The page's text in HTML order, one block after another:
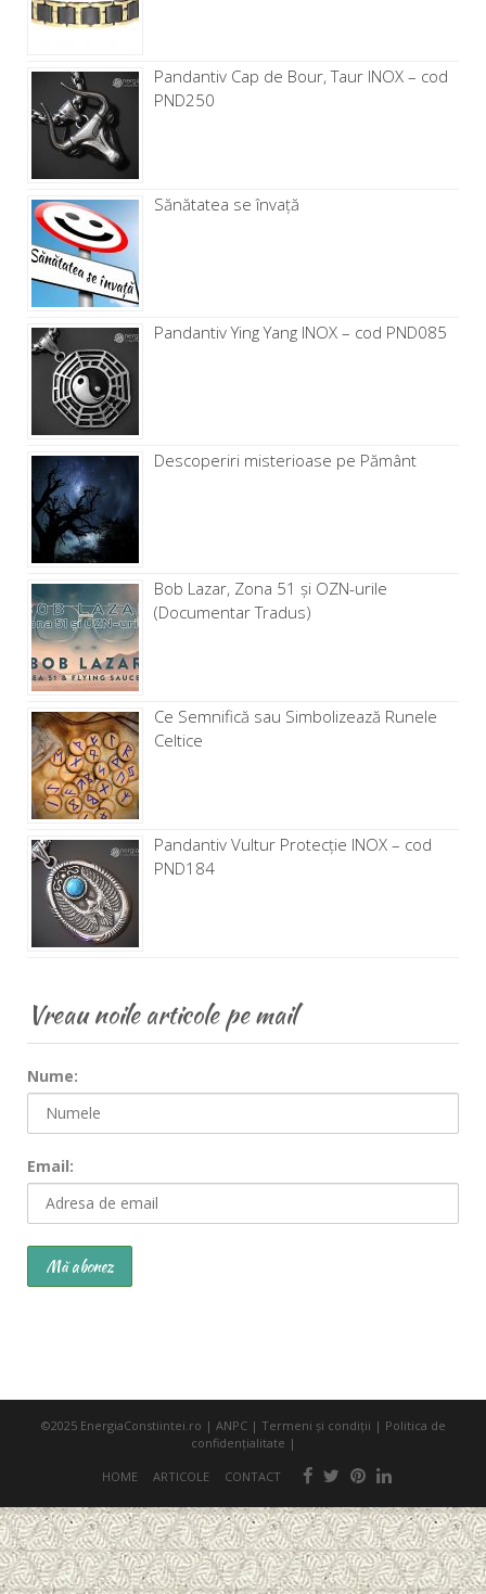
Pandantiv Cap de Bour, Taur INOX – cod
PND250
Sănătatea se învață
Pandantiv Ying Yang INOX – cod PND085
Descoperiri misterioase pe Pământ
Bob Lazar, Zona 51 și OZN-urile
(Documentar Tradus)
Ce Semnifică sau Simbolizează Runele
Celtice
Pandantiv Vultur Protecție INOX – cod
PND184
Vreau noile articole pe mail
Nume:
Email:
©2025 EnergiaConstiintei.ro | ANPC| Termeni şi condiţii | Politica de
confidenţialitate |
HOME ARTICOLE CONTACT